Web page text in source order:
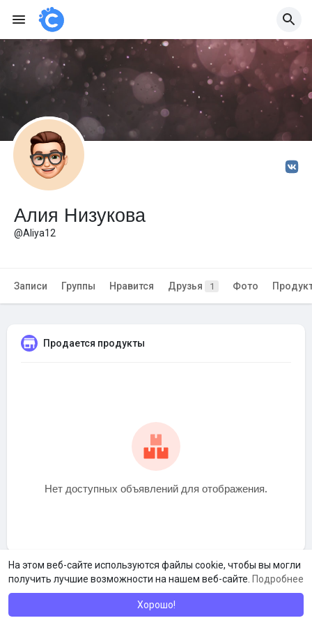
На этом веб-сайте используются файлы cookie, чтобы вы могли
получить лучшие возможности на нашем веб-сайте. Подробнее
Хорошо!
Алия Низукова
@Aliya12
Записи Группы Нравится Друзья 1 Фото
Продается продукты
Нет доступных объявлений для отображения.